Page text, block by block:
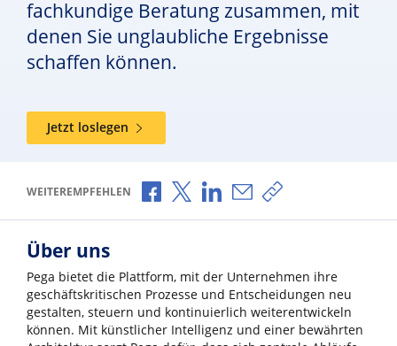
fachkundige Beratung zusammen, mit
denen Sie unglaubliche Ergebnisse
schaffen können.
Jetzt loslegen
WEITEREMPFEHLEN Über Facebook teilen
Über X teilen
Über LinkedIn teilen
Über E-Mail teilen
Link zum Teilen
Über uns
Pega bietet die Plattform, mit der Unternehmen ihre
geschäftskritischen Prozesse und Entscheidungen neu
gestalten, steuern und kontinuierlich weiterentwickeln
können. Mit künstlicher Intelligenz und einer bewährten